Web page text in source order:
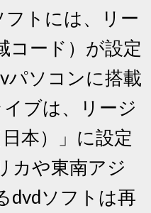
フトには、リー
コード）が設定
パソコンに搭載
ブは、リージ
本）」に設定
カや東南アジ
dvdソフトは再